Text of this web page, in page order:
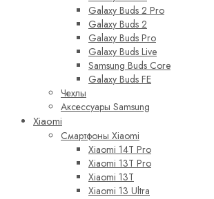
Galaxy Buds 2 Pro
Galaxy Buds 2
Galaxy Buds Pro
Galaxy Buds Live
Samsung Buds Core
Galaxy Buds FE
Чехлы
Аксессуары Samsung
Xiaomi
Смартфоны Xiaomi
Xiaomi 14T Pro
Xiaomi 13T Pro
Xiaomi 13T
Xiaomi 13 Ultra